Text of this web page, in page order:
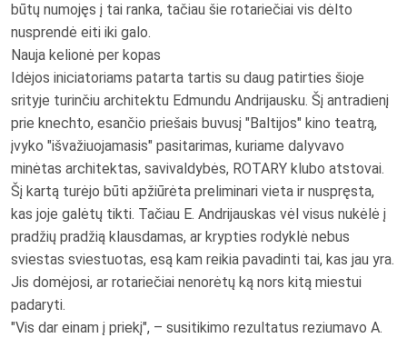
būtų numojęs į tai ranka, tačiau šie rotariečiai vis dėlto
nusprendė eiti iki galo.
Nauja kelionė per kopas
Idėjos iniciatoriams patarta tartis su daug patirties šioje
srityje turinčiu architektu Edmundu Andrijausku. Šį antradienį
prie knechto, esančio priešais buvusį "Baltijos" kino teatrą,
įvyko "išvažiuojamasis" pasitarimas, kuriame dalyvavo
minėtas architektas, savivaldybės, ROTARY klubo atstovai.
Šį kartą turėjo būti apžiūrėta preliminari vieta ir nuspręsta,
kas joje galėtų tikti. Tačiau E. Andrijauskas vėl visus nukėlė į
pradžių pradžią klausdamas, ar krypties rodyklė nebus
sviestas sviestuotas, esą kam reikia pavadinti tai, kas jau yra.
Jis domėjosi, ar rotariečiai nenorėtų ką nors kitą miestui
padaryti.
"Vis dar einam į priekį", – susitikimo rezultatus reziumavo A.